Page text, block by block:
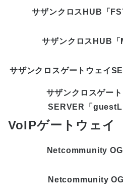
サザンクロスHUB「
サザンクロスHUB「
サザンクロスゲートウェイ
サザンクロスゲー
SERVER「
VoIPゲートウェイ
Netcommunity
Netcommunity